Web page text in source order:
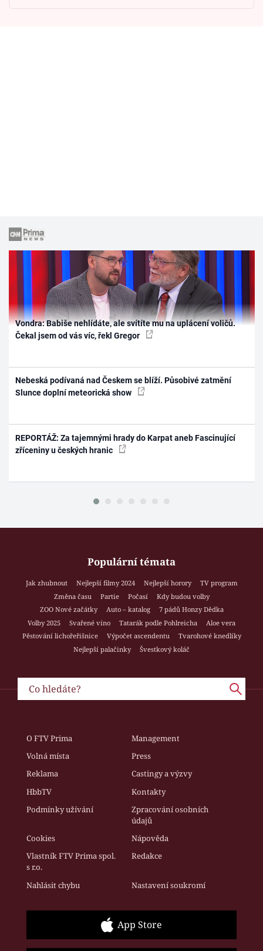
Vondra: Babiše nehlídáte, ale svítíte mu na uplácení voličů.
Čekal jsem od vás víc, řekl Gregor
Nebeská podívaná nad Českem se blíží. Působivé zatmění
Slunce doplní meteorická show
REPORTÁŽ: Za tajemnými hrady do Karpat aneb Fascinující
zříceniny u českých hranic
Populární témata
Jak zhubnout Nejlepší filmy 2024 Nejlepší horory
TV program
Změna času
Partie Počasí
Kdy budou volby
ZOO Nové začátky
Auto – katalog
7 pádů Honzy Dědka
Volby 2025
Svařené víno Tatarák podle Pohlreicha
Aloe vera
Pěstování lichořeřišnice
Výpočet ascendentu
Tvarohové knedlíky
Nejlepší palačinky
Švestkový koláč
O FTV Prima
Management
Volná místa
Press
Reklama
Castingy a výzvy
HbbTV
Kontakty
Podmínky užívání
Zpracování osobních
údajů
Cookies
Nápověda
Vlastník FTV Prima spol.
s r.o.
Redakce
Nahlásit chybu Nastavení soukromí
App Store